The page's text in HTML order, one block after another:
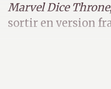
Marvel Dice Throne
sortir en version